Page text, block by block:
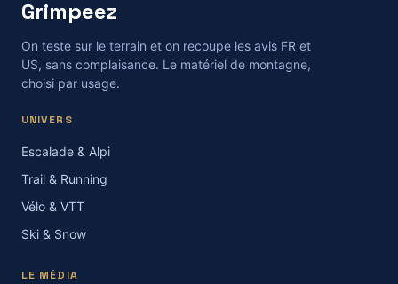
Grimpeez
On teste sur le terrain et on recoupe les avis FR et
US, sans complaisance. Le matériel de montagne,
choisi par usage.
UNIVERS
Escalade & Alpi
Trail & Running
Vélo & VTT
Ski & Snow
LE MÉDIA